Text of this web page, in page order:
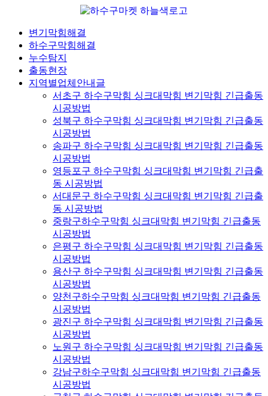
변기막힘해결
하수구막힘해결
누수탐지
출동현장
지역별업체안내글
서초구 하수구막힘 싱크대막힘 변기막힘 긴급출동
시공방법
성북구 하수구막힘 싱크대막힘 변기막힘 긴급출동
시공방법
송파구 하수구막힘 싱크대막힘 변기막힘 긴급출동
시공방법
영등포구 하수구막힘 싱크대막힘 변기막힘 긴급출
동 시공방법
서대문구 하수구막힘 싱크대막힘 변기막힘 긴급출
동 시공방법
중랑구하수구막힘 싱크대막힘 변기막힘 긴급출동
시공방법
은평구 하수구막힘 싱크대막힘 변기막힘 긴급출동
시공방법
용산구 하수구막힘 싱크대막힘 변기막힘 긴급출동
시공방법
양천구하수구막힘 싱크대막힘 변기막힘 긴급출동
시공방법
광진구 하수구막힘 싱크대막힘 변기막힘 긴급출동
시공방법
노원구 하수구막힘 싱크대막힘 변기막힘 긴급출동
시공방법
강남구하수구막힘 싱크대막힘 변기막힘 긴급출동
시공방법